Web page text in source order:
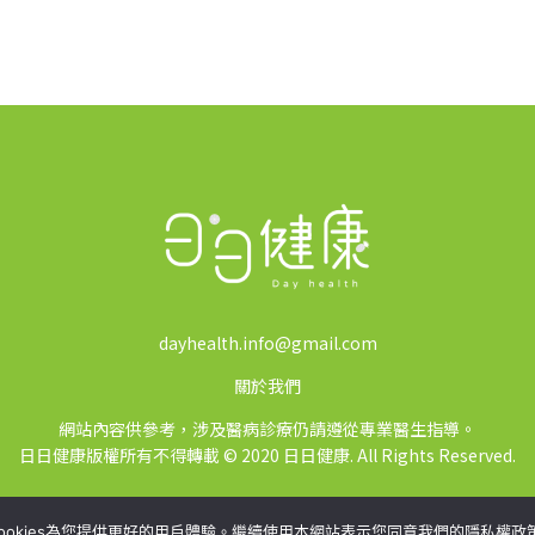
dayhealth.info@gmail.com
關於我們
網站內容供參考，涉及醫病診療仍請遵從專業醫生指導。
日日健康版權所有不得轉載 © 2020 日日健康. All Rights Reserved.